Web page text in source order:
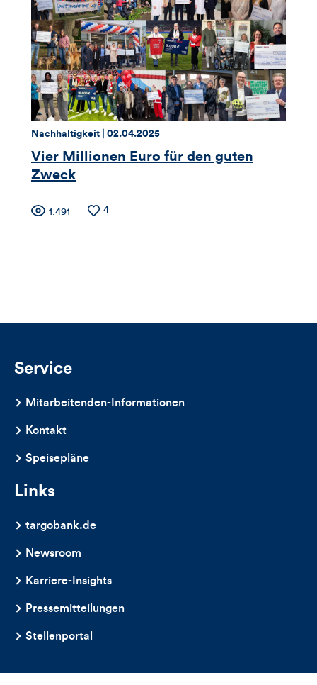
Thema:
Nachhaltigkeit | Datum:
02.04.2025
Vier Millionen Euro für den guten
Zweck
Zähler
Kommentare
dieses
Artikels
Anzahl
1.491
Anzahl
4
Service
Mitarbeitenden-Informationen
Kontakt
Speisepläne
Links
targobank.de
Newsroom
Karriere-Insights
Pressemitteilungen
Stellenportal